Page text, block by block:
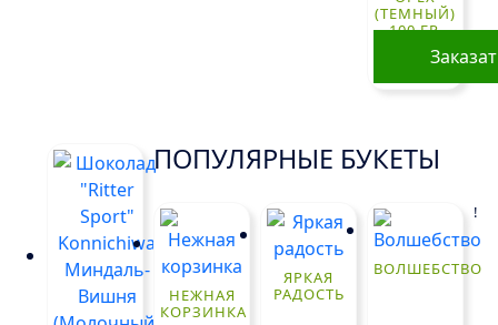
(ТЕМНЫЙ)
100 ГР.
ПОПУЛЯРНЫЕ БУКЕТЫ
НЕЖНАЯ
КОРЗИНКА
ЯРКАЯ
РАДОСТЬ
ВОЛШЕБСТВО
!